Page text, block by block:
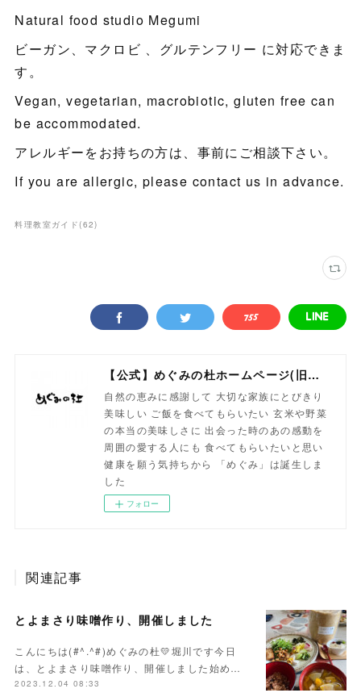
Natural food studio Megumi
ビーガン、マクロビ 、グルテンフリー に対応できま
す。
Vegan, vegetarian, macrobiotic, gluten free can
be accommodated.
アレルギーをお持ちの方は、事前にご相談下さい。
If you are allergic, please contact us in advance.
料理教室ガイド(62)
【公式】めぐみの杜ホームページ(旧自然食工房）
自然の恵みに感謝して 大切な家族にとびきり
美味しい ご飯を食べてもらいたい 玄米や野菜
の本当の美味しさに 出会った時のあの感動を
周囲の愛する人にも 食べてもらいたいと思い
健康を願う気持ちから 「めぐみ」は誕生しま
した
フォロー
関連記事
とよまさり味噌作り、開催しました
こんにちは(#^.^#)めぐみの杜💛堀川です今日
は、とよまさり味噌作り、開催しました始め…
2023.12.04 08:33